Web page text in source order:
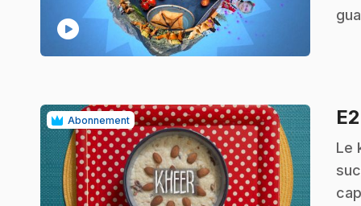
play_circle
Abonnement E2
.Le